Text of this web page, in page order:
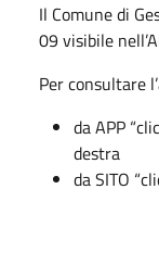
Il Comune di
09 visibile
Per consultare
da APP
destra
da SITO